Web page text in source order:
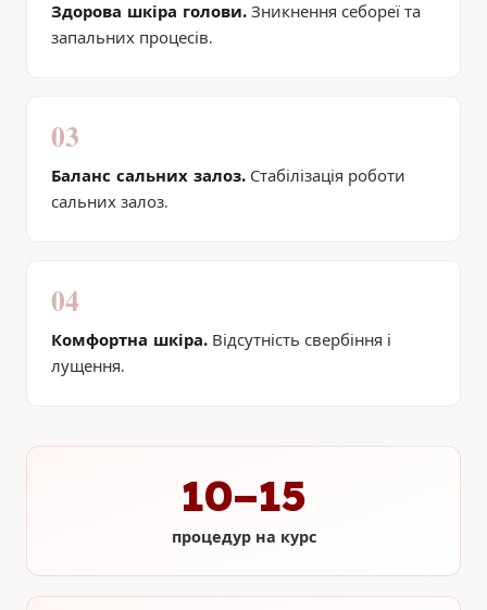
Здорова шкіра голови. Зникнення себореї та
запальних процесів.
03
Баланс сальних залоз. Стабілізація роботи
сальних залоз.
04
Комфортна шкіра. Відсутність свербіння і
лущення.
10–15
процедур на курс